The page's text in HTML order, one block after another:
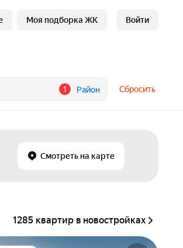
Моя подборка ЖК Войти
1 Район Сбросить
Смотреть на карте
1285 квартир в новостройках